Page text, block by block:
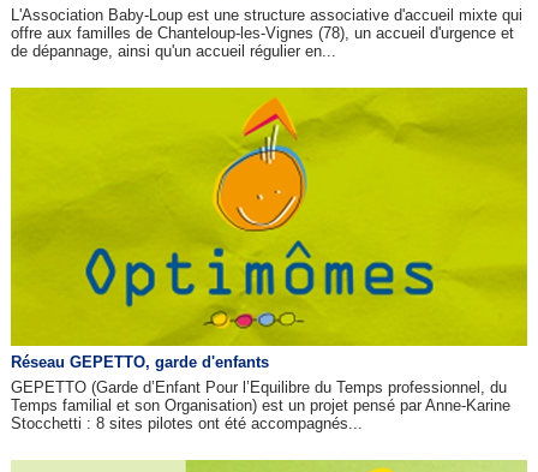
L'Association Baby-Loup est une structure associative d'accueil mixte qui
offre aux familles de Chanteloup-les-Vignes (78), un accueil d'urgence et
de dépannage, ainsi qu'un accueil régulier en...
Réseau GEPETTO, garde d'enfants
GEPETTO (Garde d’Enfant Pour l’Equilibre du Temps professionnel, du
Temps familial et son Organisation) est un projet pensé par Anne-Karine
Stocchetti : 8 sites pilotes ont été accompagnés...